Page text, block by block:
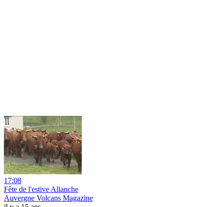
17:08
Fête de l'estive Allanche
Auvergne Volcans Magazine